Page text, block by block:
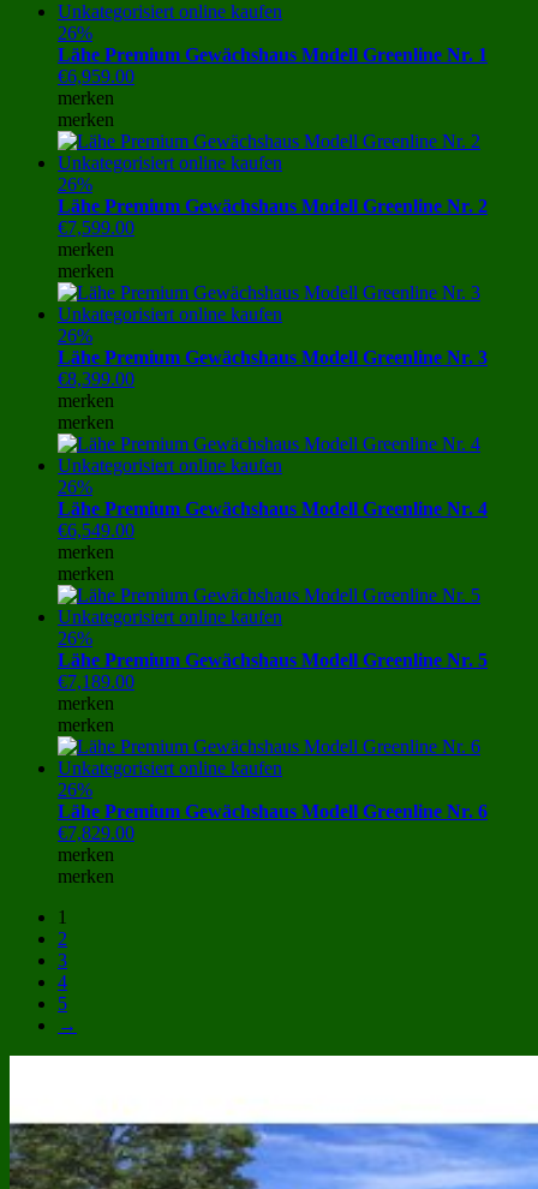
26%
Lähe Premium Gewächshaus Modell Greenline Nr. 1
€6,959.00
merken
merken
26%
Lähe Premium Gewächshaus Modell Greenline Nr. 2
€7,599.00
merken
merken
26%
Lähe Premium Gewächshaus Modell Greenline Nr. 3
€8,399.00
merken
merken
26%
Lähe Premium Gewächshaus Modell Greenline Nr. 4
€6,549.00
merken
merken
26%
Lähe Premium Gewächshaus Modell Greenline Nr. 5
€7,189.00
merken
merken
26%
Lähe Premium Gewächshaus Modell Greenline Nr. 6
€7,829.00
merken
merken
1
2
3
4
5
→